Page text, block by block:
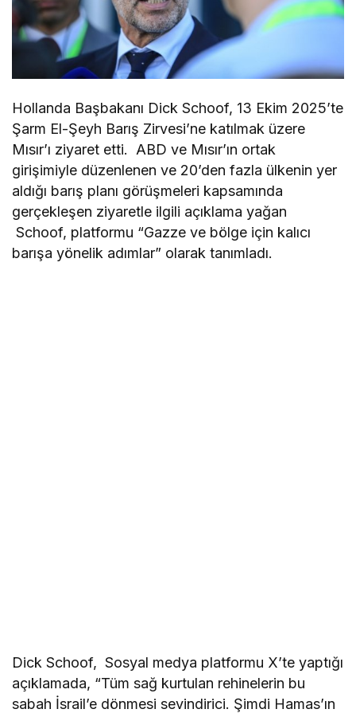
Hollanda Başbakanı Dick Schoof, 13 Ekim 2025’te
Şarm El-Şeyh Barış Zirvesi’ne katılmak üzere
Mısır’ı ziyaret etti. ABD ve Mısır’ın ortak
girişimiyle düzenlenen ve 20’den fazla ülkenin yer
aldığı barış planı görüşmeleri kapsamında
gerçekleşen ziyaretle ilgili açıklama yağan
Schoof, platformu “Gazze ve bölge için kalıcı
barışa yönelik adımlar” olarak tanımladı.
Dick Schoof, Sosyal medya platformu X’te yaptığı
açıklamada, “Tüm sağ kurtulan rehinelerin bu
sabah İsrail’e dönmesi sevindirici. Şimdi Hamas’ın